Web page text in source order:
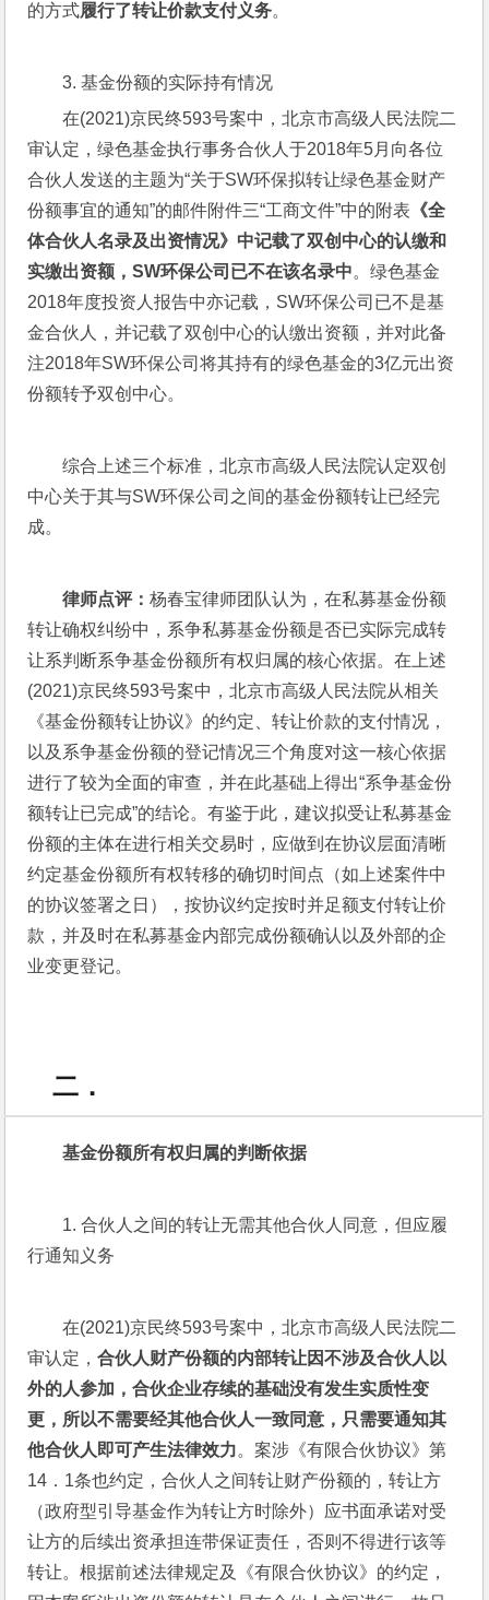
的方式履行了转让价款支付义务。
3. 基金份额的实际持有情况
在(2021)京民终593号案中，北京市高级人民法院二
审认定，绿色基金执行事务合伙人于2018年5月向各位
合伙人发送的主题为“关于SW环保拟转让绿色基金财产
份额事宜的通知”的邮件附件三“工商文件”中的附表 《全
体合伙人名录及出资情况》中记载了双创中心的认缴和
实缴出资额，SW环保公司已不在该名录中。绿色基金
2018年度投资人报告中亦记载，SW环保公司已不是基
金合伙人，并记载了双创中心的认缴出资额，并对此备
注2018年SW环保公司将其持有的绿色基金的3亿元出资
份额转予双创中心。
综合上述三个标准，北京市高级人民法院认定双创
中心关于其与SW环保公司之间的基金份额转让已经完
成。
律师点评：杨春宝律师团队认为，在私募基金份额
转让确权纠纷中，系争私募基金份额是否已实际完成转
让系判断系争基金份额所有权归属的核心依据。在上述
(2021)京民终593号案中，北京市高级人民法院从相关
《基金份额转让协议》的约定、转让价款的支付情况，
以及系争基金份额的登记情况三个角度对这一核心依据
进行了较为全面的审查，并在此基础上得出“系争基金份
额转让已完成”的结论。有鉴于此，建议拟受让私募基金
份额的主体在进行相关交易时，应做到在协议层面清晰
约定基金份额所有权转移的确切时间点（如上述案件中
的协议签署之日），按协议约定按时并足额支付转让价
款，并及时在私募基金内部完成份额确认以及外部的企
业变更登记。
二．
基金份额所有权归属的判断依据
1. 合伙人之间的转让无需其他合伙人同意，但应履
行通知义务
在(2021)京民终593号案中，北京市高级人民法院二
审认定，合伙人财产份额的内部转让因不涉及合伙人以
外的人参加，合伙企业存续的基础没有发生实质性变
更，所以不需要经其他合伙人一致同意，只需要通知其
他合伙人即可产生法律效力。案涉《有限合伙协议》第
14．1条也约定，合伙人之间转让财产份额的，转让方
（政府型引导基金作为转让方时除外）应书面承诺对受
让方的后续出资承担连带保证责任，否则不得进行该等
转让。根据前述法律规定及《有限合伙协议》的约定，